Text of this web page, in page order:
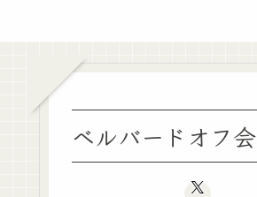
ベルバードオフ会